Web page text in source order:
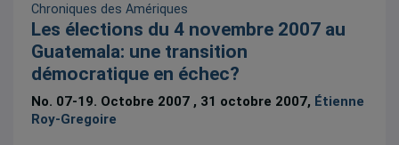
Chroniques des Amériques
Les élections du 4 novembre 2007 au
Guatemala: une transition
démocratique en échec?
No. 07-19. Octobre 2007 , 31 octobre 2007, Étienne
Roy-Gregoire